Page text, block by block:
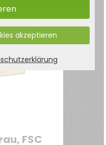
FSC
akzeptieren